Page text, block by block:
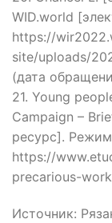
WID.world
https://
site/uploads/
(дата
21. Young
Campaign –
ресурс].
https://
precarious-
Источник: